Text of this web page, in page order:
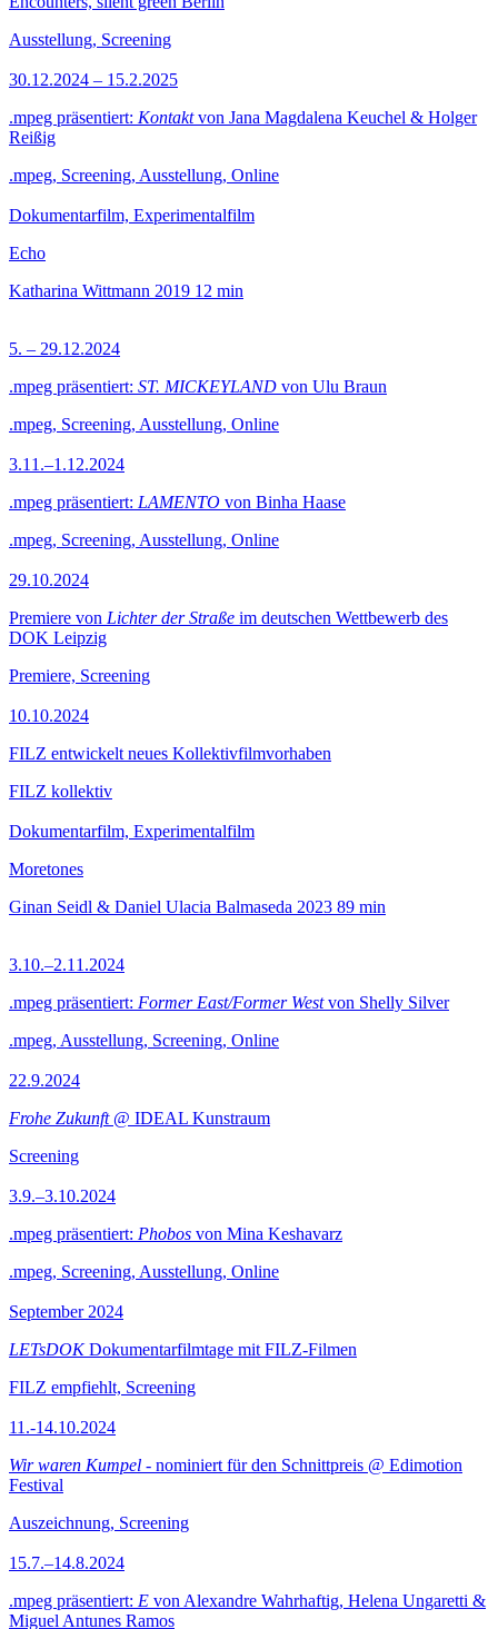
Ausstellung, Screening
30.12.2024 – 15.2.2025
.mpeg präsentiert: Kontaktvon Jana Magdalena Keuchel & Holger
Reißig
.mpeg, Screening, Ausstellung, Online
Dokumentarfilm, Experimentalfilm
Echo
Katharina Wittmann 2019 12 min
5. – 29.12.2024
.mpeg präsentiert: ST. MICKEYLAND von Ulu Braun
.mpeg, Screening, Ausstellung, Online
3.11.–1.12.2024
.mpeg präsentiert: LAMENTO von Binha Haase
.mpeg, Screening, Ausstellung, Online
29.10.2024
Premiere von Lichter der Straße im deutschen Wettbewerb des
DOK Leipzig
Premiere, Screening
10.10.2024
FILZ entwickelt neues Kollektivfilmvorhaben
FILZ kollektiv
Dokumentarfilm, Experimentalfilm
Moretones
Ginan Seidl & Daniel Ulacia Balmaseda 2023 89 min
3.10.–2.11.2024
.mpeg präsentiert: Former East/Former Westvon Shelly Silver
.mpeg, Ausstellung, Screening, Online
22.9.2024
Frohe Zukunft@ IDEAL Kunstraum
Screening
3.9.–3.10.2024
.mpeg präsentiert: Phobos von Mina Keshavarz
.mpeg, Screening, Ausstellung, Online
September 2024
LETsDOKDokumentarfilmtage mit FILZ-Filmen
FILZ empfiehlt, Screening
11.-14.10.2024
Wir waren Kumpel - nominiert für den Schnittpreis @ Edimotion
Festival
Auszeichnung, Screening
15.7.–14.8.2024
.mpeg präsentiert: E von Alexandre Wahrhaftig, Helena Ungaretti &
Miguel Antunes Ramos